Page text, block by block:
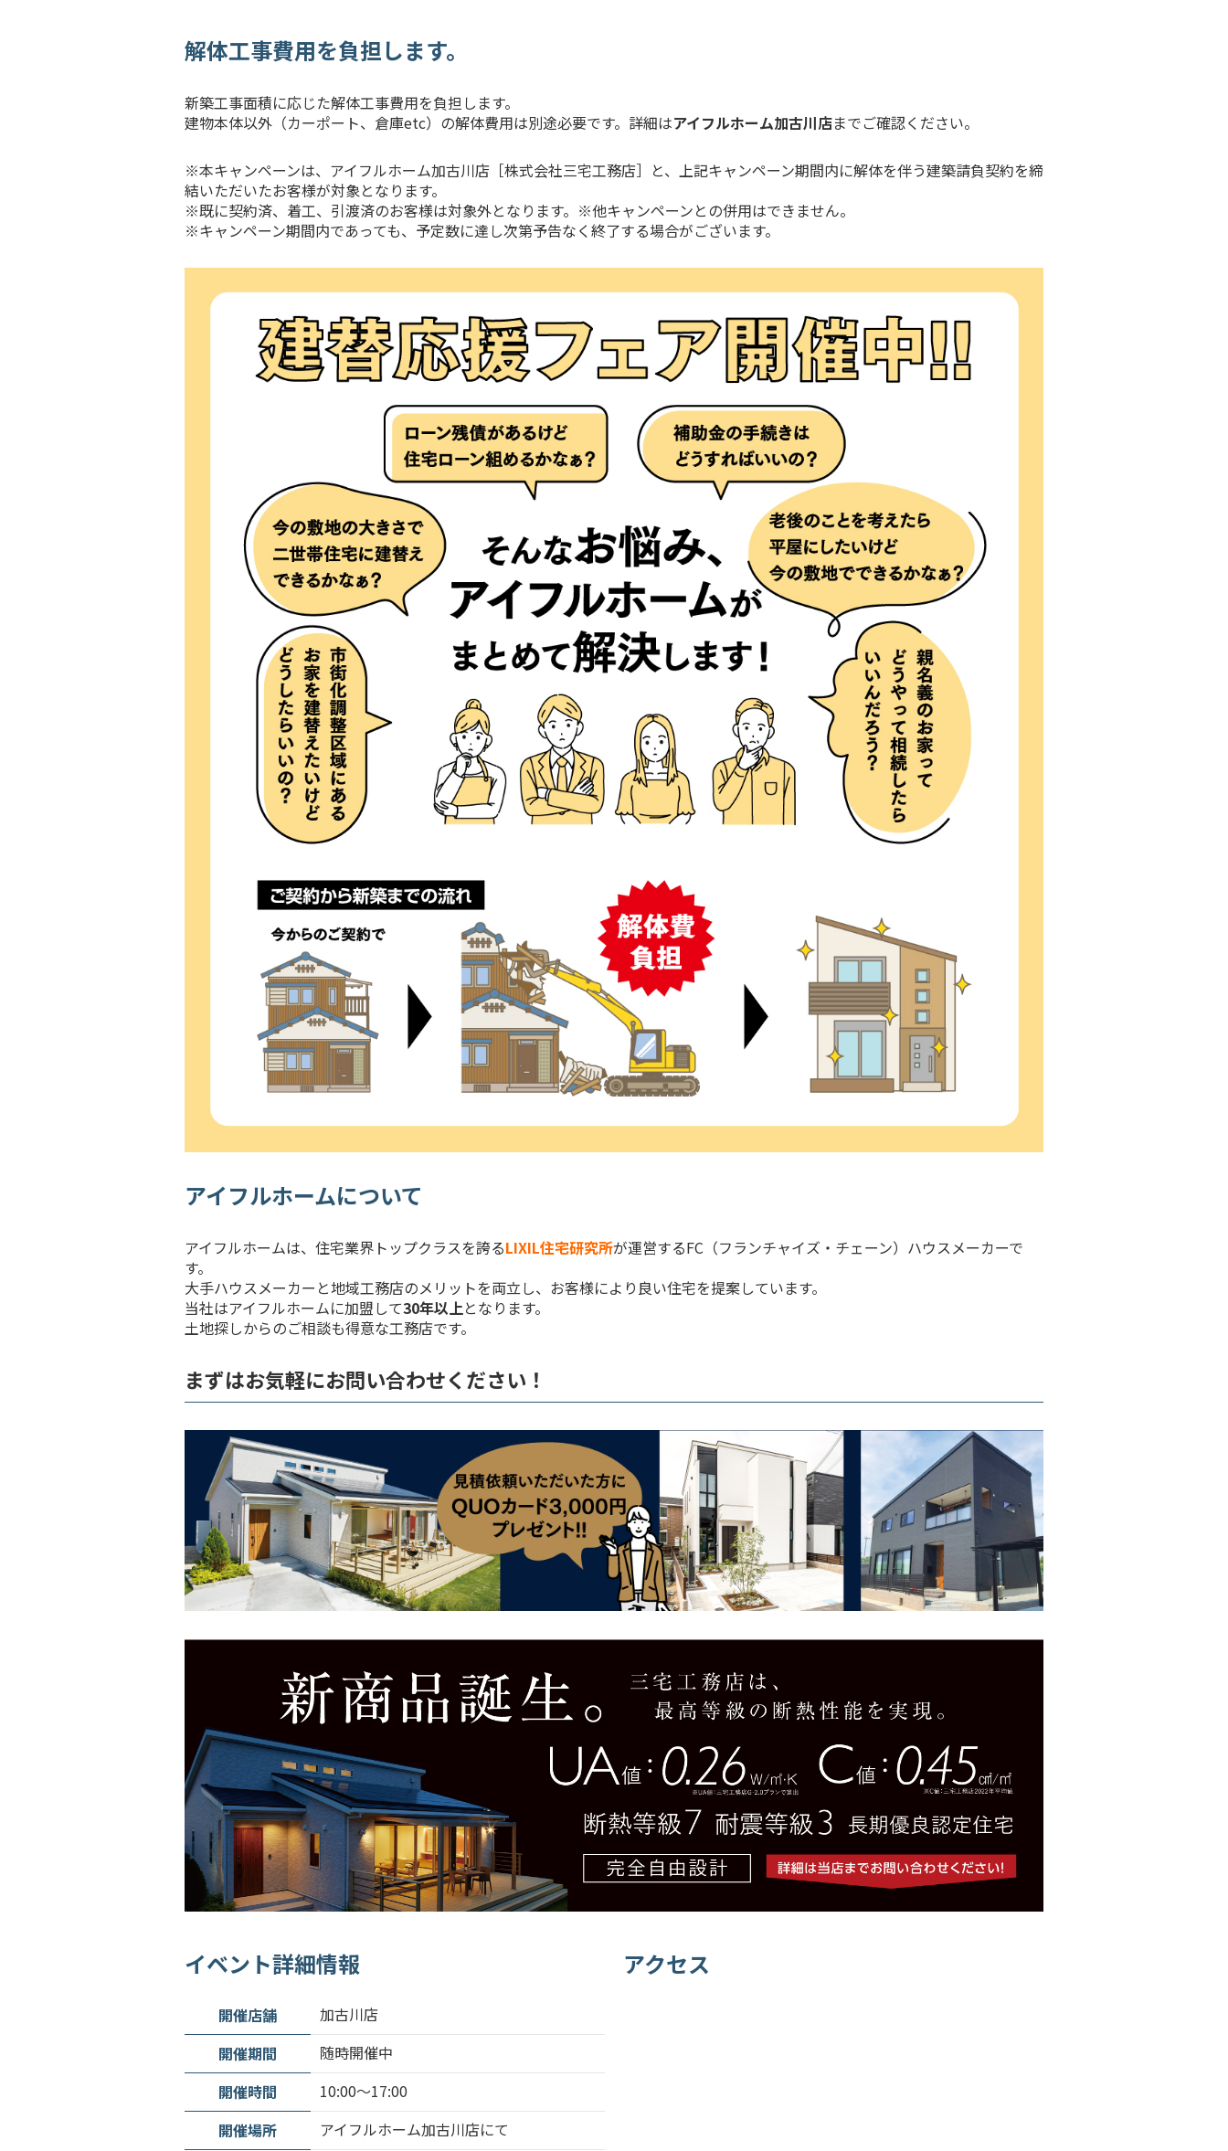
解体工事費用を負担します。
新築工事面積に応じた解体工事費用を負担します。
建物本体以外（カーポート、倉庫etc）の解体費用は別途必要です。詳細はアイフルホーム加古川店までご確認ください。
※本キャンペーンは、アイフルホーム加古川店［株式会社三宅工務店］と、上記キャンペーン期間内に解体を伴う建築請負契約を締
結いただいたお客様が対象となります。
※既に契約済、着工、引渡済のお客様は対象外となります。※他キャンペーンとの併用はできません。
※キャンペーン期間内であっても、予定数に達し次第予告なく終了する場合がございます。
アイフルホームについて
アイフルホームは、住宅業界トップクラスを誇るLIXIL住宅研究所が運営するFC（フランチャイズ・チェーン）ハウスメーカーで
す。
大手ハウスメーカーと地域工務店のメリットを両立し、お客様により良い住宅を提案しています。
当社はアイフルホームに加盟して30年以上となります。
土地探しからのご相談も得意な工務店です。
まずはお気軽にお問い合わせください！
イベント詳細情報
開催店舗
加古川店
開催期間
随時開催中
開催時間
10:00〜17:00
開催場所
アイフルホーム加古川店にて
アクセス